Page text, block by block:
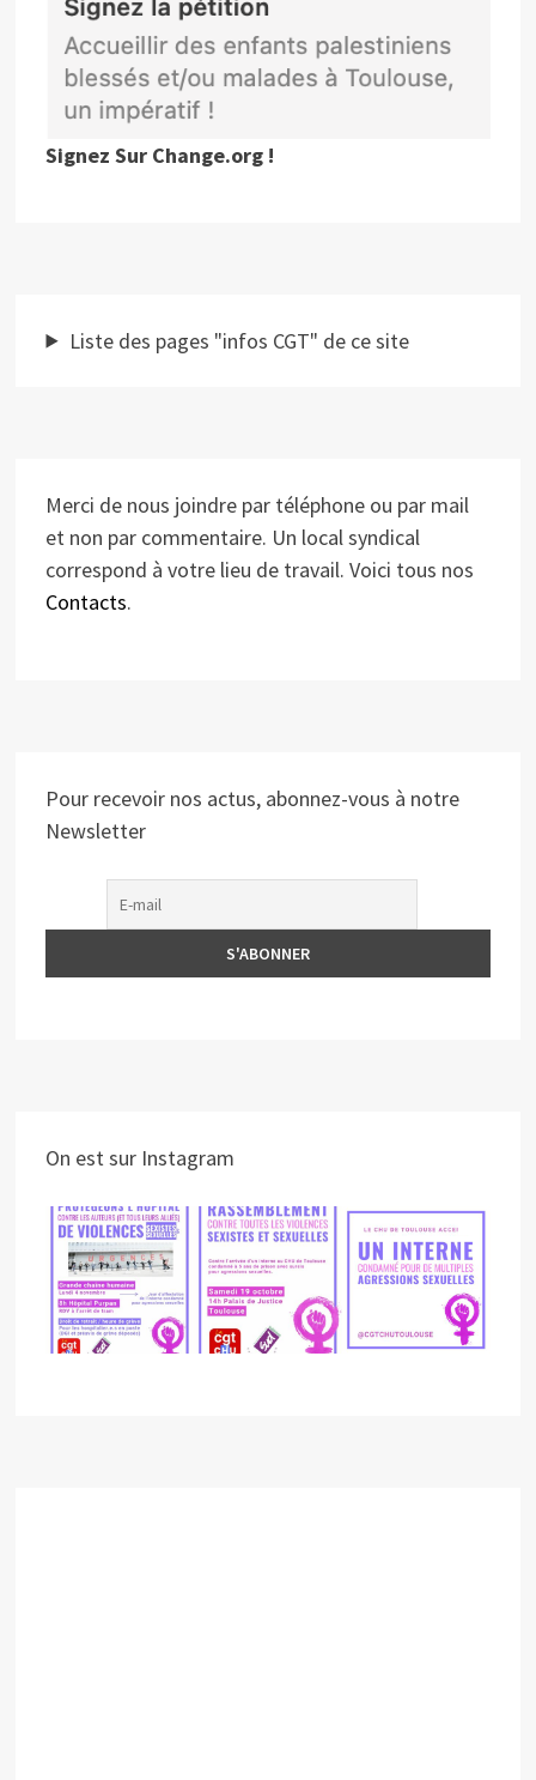
Signez Sur Change.org !
Liste des pages "infos CGT" de ce site
Merci de nous joindre par téléphone ou par mail
et non par commentaire. Un local syndical
correspond à votre lieu de travail. Voici tous nos
Contacts.
Pour recevoir nos actus, abonnez-vous à notre
Newsletter
On est sur Instagram